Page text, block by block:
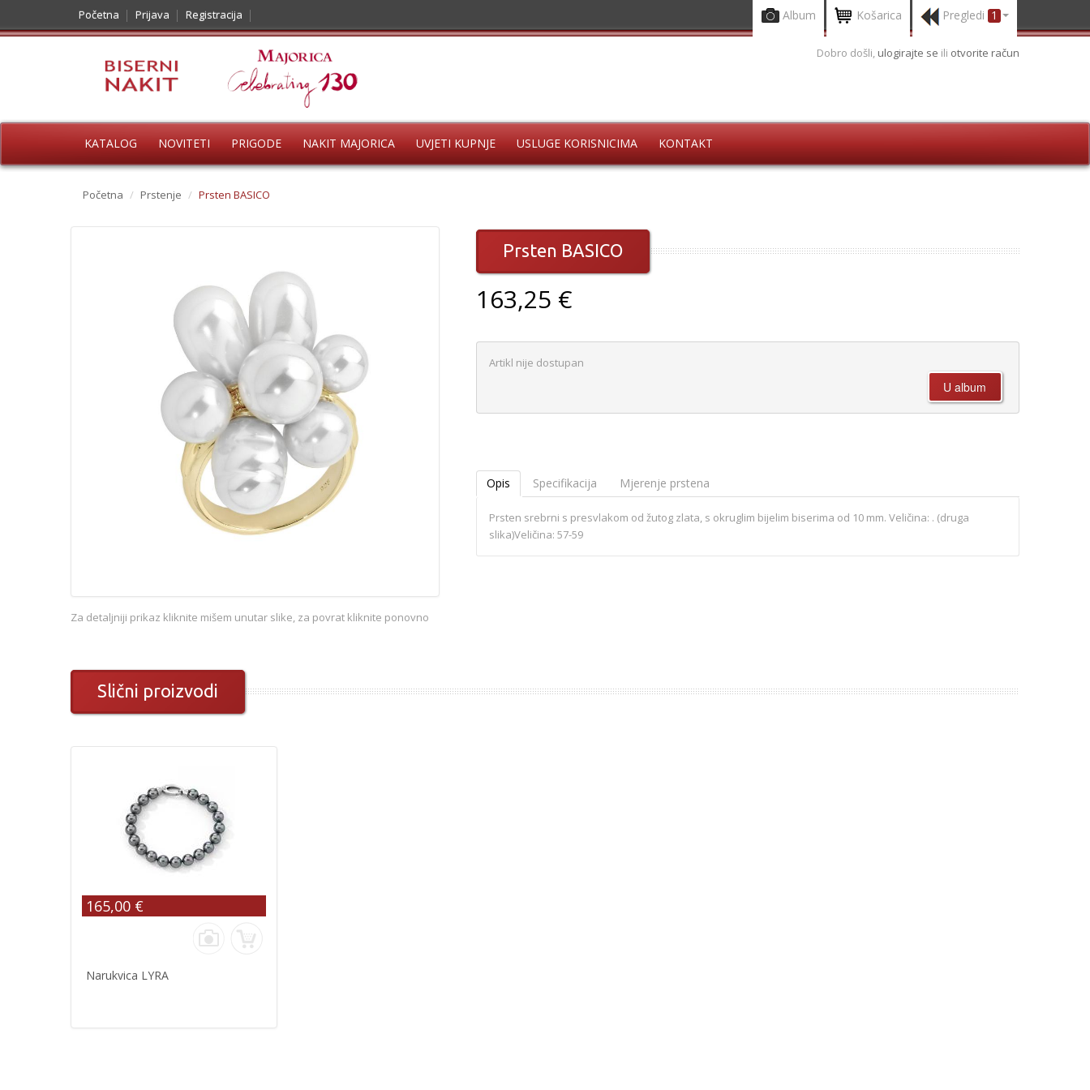
Početna Prijava Registracija Album Košarica Pregledi 1
Dobro došli, ulogirajte se ili otvorite račun
KATALOG NOVITETI PRIGODE NAKIT MAJORICA UVJETI KUPNJE USLUGE KORISNICIMA KONTAKT
Početna / Prstenje / Prsten BASICO
Za detaljniji prikaz kliknite mišem unutar slike, za povrat kliknite ponovno
Prsten BASICO
163,25 €
Artikl nije dostupan
Opis Specifikacija Mjerenje prstena
Prsten srebrni s presvlakom od žutog zlata, s okruglim bijelim biserima od 10 mm. Veličina: . (druga
slika)Veličina: 57-59
Slični proizvodi
165,00 €
Narukvica LYRA